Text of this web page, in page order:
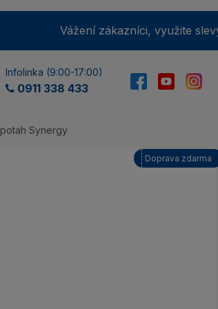
Vážení zákazníci, využite
Infolinka (9:00-17:00)
0911 338 433
potah Synergy
Doprava zdarma